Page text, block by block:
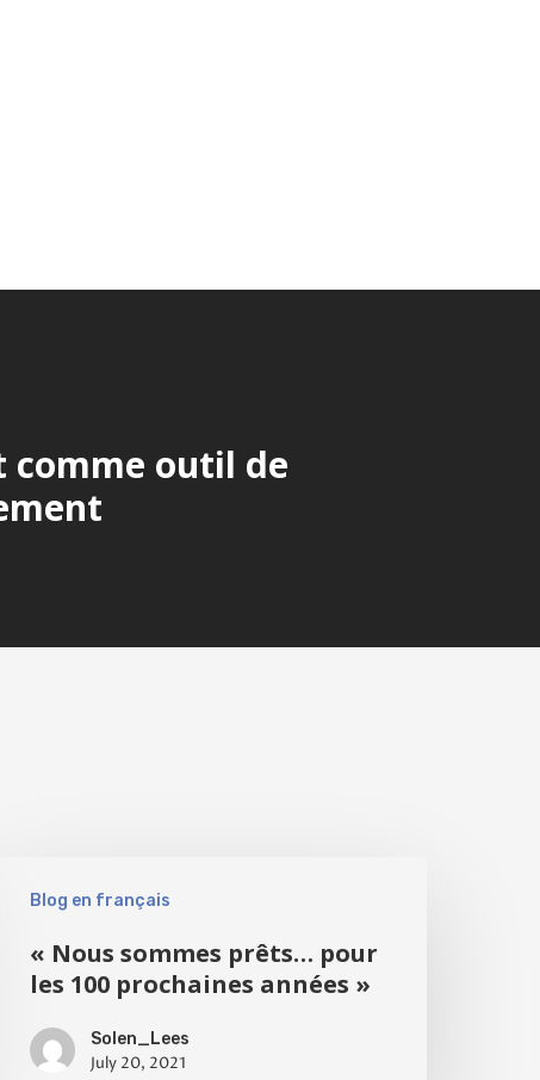
comme outil de
Blog en français
« Nous sommes prêts… pour
les 100 prochaines années »
Solen_Lees
July 20, 2021